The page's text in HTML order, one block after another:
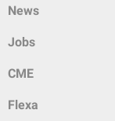
News
Jobs
CME
Flexa